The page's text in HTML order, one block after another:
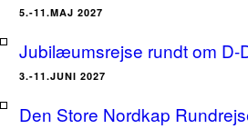
5.-11.MAJ 2027
Jubilæumsrejse rundt om D-
3.-11.JUNI 2027
Den Store Nordkap